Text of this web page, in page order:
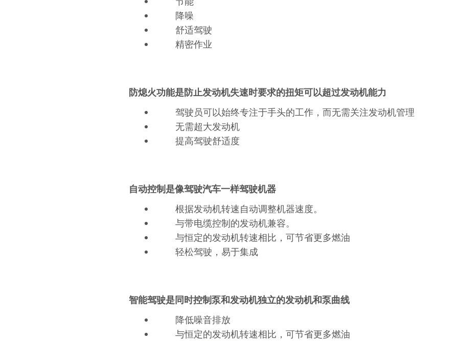
降噪
舒适驾驶
精密作业
防熄火功能是防止发动机失速时要求的扭矩可以超过发动机能力
驾驶员可以始终专注于手头的工作，而无需关注发动机管理
无需超大发动机
提高驾驶舒适度
自动控制是像驾驶汽车一样驾驶机器
根据发动机转速自动调整机器速度。
与带电缆控制的发动机兼容。
与恒定的发动机转速相比，可节省更多燃油
轻松驾驶，易于集成
智能驾驶是同时控制泵和发动机独立的发动机和泵曲线
降低噪音排放
与恒定的发动机转速相比，可节省更多燃油